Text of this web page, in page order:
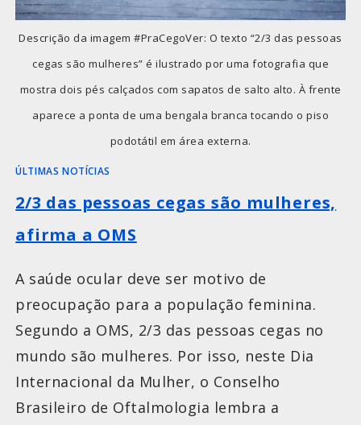
Descrição da imagem #PraCegoVer: O texto “2/3 das pessoas
cegas são mulheres” é ilustrado por uma fotografia que
mostra dois pés calçados com sapatos de salto alto. À frente
aparece a ponta de uma bengala branca tocando o piso
podotátil em área externa.
ÚLTIMAS NOTÍCIAS
2/3 das pessoas cegas são mulheres,
afirma a OMS
A saúde ocular deve ser motivo de
preocupação para a população feminina.
Segundo a OMS, 2/3 das pessoas cegas no
mundo são mulheres. Por isso, neste Dia
Internacional da Mulher, o Conselho
Brasileiro de Oftalmologia lembra a